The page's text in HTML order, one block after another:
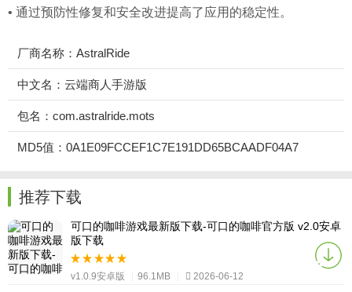
• 通过预防性修复和安全改进提高了应用的稳定性。
厂商名称：AstralRide
中文名：云端商人手游版
包名：com.astralride.mots
MD5值：0A1E09FCCEF1C7E191DD65BCAADF04A7
推荐下载
可口的咖啡游戏最新版下载-可口的咖啡官方版 v2.0安卓
版下载
v1.0.9安卓版 96.1MB 2026-06-12